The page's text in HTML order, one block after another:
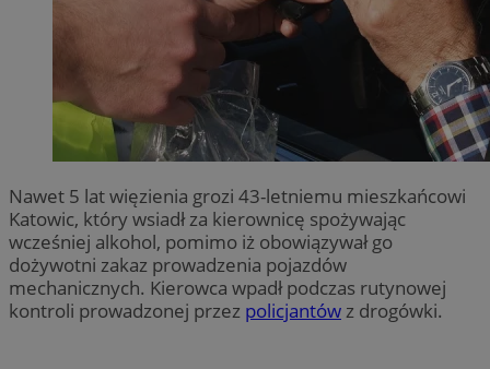
Nawet 5 lat więzienia grozi 43-letniemu mieszkańcowi
Katowic, który wsiadł za kierownicę spożywając
wcześniej alkohol, pomimo iż obowiązywał go
dożywotni zakaz prowadzenia pojazdów
mechanicznych. Kierowca wpadł podczas rutynowej
kontroli prowadzonej przez policjantówz drogówki.